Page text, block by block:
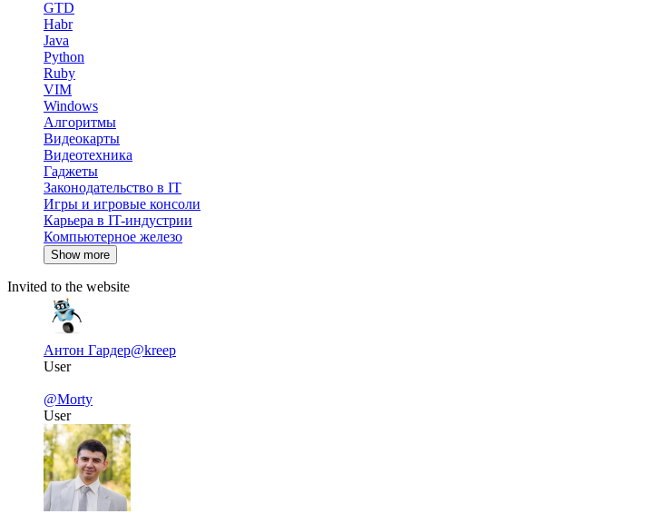
GTD
Habr
Java
Python
Ruby
VIM
Windows
Алгоритмы
Видеокарты
Видеотехника
Гаджеты
Законодательство в IT
Игры и игровые консоли
Карьера в IT-индустрии
Компьютерное железо
Show more
Invited to the website
Антон Гардер@kreep
User
@Morty
User